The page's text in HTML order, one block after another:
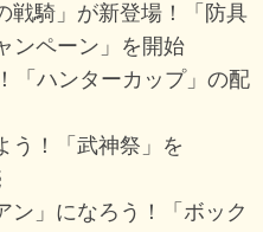
戦騎」が新登場！「防具
ンペーン」を開始
「ハンターカップ」の配
う！「武神祭」を
ン」になろう！「ボック